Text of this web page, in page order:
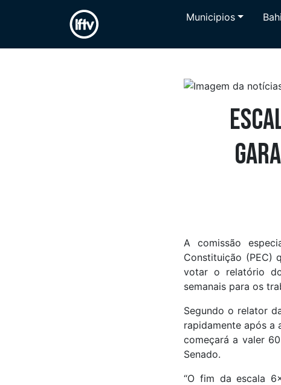
Municipios
A comissão
Constituição (PEC)
votar o relatório
semanais para os
Segundo o relator
rapidamente após a
começará a valer
Senado.
“O fim da escala